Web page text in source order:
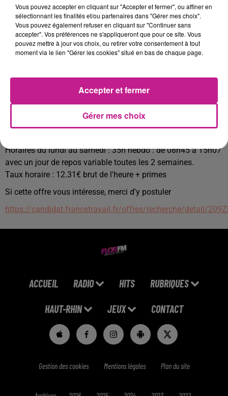
- Puis vous partez effectuer votre tournée vélo à assistance
électrique.
- Distribution du courriers dans les boites aux lettres.
- Remise des recommandés en main propres.
- Vous appréciez le travail en extérieur et le contact clients.
- Vous appréciez la distribution en vélo à assistance
Horaires du lundi au samedi : 35h hebdo : de 08h45 à 15h07
avec un jour de repos variable toutes les 2 semaines.
Taux horaire : 12.31€ brut de l'heure + primes
Si cette offre vous intéresse, merci d'y postuler
https://candidat.francetravail.fr/offres/recherche/detail/
ACCUEIL RADIO HITS RUBRIQUES
HAUT-RHIN JEUX CONTACT
Gestion des cookies Mentions légales Plan du site
Vous pouvez accepter en cliquant sur "Accepter et fermer", ou affiner en
sélectionnant les finalités et/ou partenaires dans "Gérer mes choix".
Vous pouvez également refuser en cliquant sur "Continuer sans
accepter". Vos préférences ne s'appliqueront que pour ce site. Vous
pouvez mettre à jour vos choix, ou retirer votre consentement à tout
moment via le lien "Gérer les cookies" situé en bas de chaque page.
Gérer mes choix
Accepter et fermer